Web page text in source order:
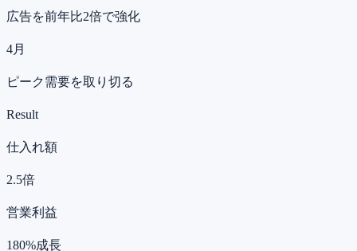
広告を前年比2倍で強化
4月
ピーク需要を取り切る
Result
仕入れ額
2.5倍
営業利益
180%成長